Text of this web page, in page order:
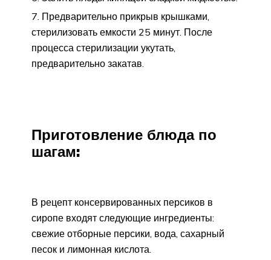
Предварительно прикрыв крышками,
стерилизовать емкости 25 минут. После
процесса стерилизации укутать,
предварительно закатав.
Приготовление блюда по
шагам:
В рецепт консервированных персиков в
сиропе входят следующие ингредиенты:
свежие отборные персики, вода, сахарный
песок и лимонная кислота.